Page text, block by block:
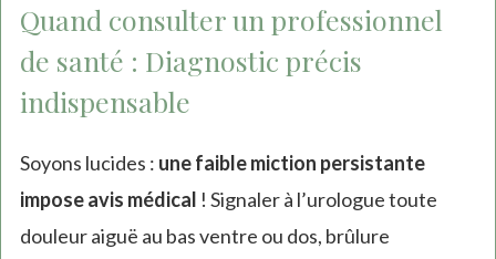
Quand consulter un professionnel
de santé : Diagnostic précis
indispensable
Soyons lucides : une faible miction persistante
impose avis médical ! Signaler à l’urologue toute
douleur aiguë au bas ventre ou dos, brûlure